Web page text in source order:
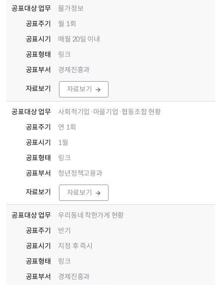
공표대상 업무
물가정보
공표주기
월 1회
공표시기
매월 20일 이내
공표형태
링크
공표부서
경제진흥과
자료보기 자료보기
공표대상 업무
사회적기업·마을기업·협동조합 현황
공표주기
연 1회
공표시기
1월
공표형태
링크
공표부서
청년정책고용과
자료보기 자료보기
공표대상 업무
우리동네 착한가게 현황
공표주기
반기
공표시기
지정 후 즉시
공표형태
링크
공표부서
경제진흥과